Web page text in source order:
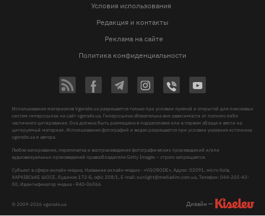
Условия использования
Редакция и контакты
Реклама на сайте
Политика конфиденциальности
© 2009-2026 vgorode.ua
Использование материалов Vgorode.ua разрешается только при условии прямой и открытой для поисковых
систем гиперссылки на сайт vgorode.ua. Гиперссылка обязательна вне зависимости от полного либо
частичного цитирования. Она должна быть размещена в подзаголовке или в первом абзаце и вести на
цитируемый материал. Использование фотографий и видео разрешается при условии указания источника
vgorode.ua и автора.
Любое копирование, перепечатка и воспроизведение фотографических произведений и/или
аудиовизуальных произведений правообладателя Getty Images – строго запрещается.
Субъект в сфере онлайн-медиа, Название онлайн-медиа - «VGORODE», Адрес: 02091, місто Київ,
ХАРКІВСЬКЕ ШОСЕ, будинок 172-Б, офіс 208/1, E-mail:sunlight@mediadim.com.ua, Телефон: 044-205-43-
00, Идентификатор медиа - R40-06066
Дизайн —